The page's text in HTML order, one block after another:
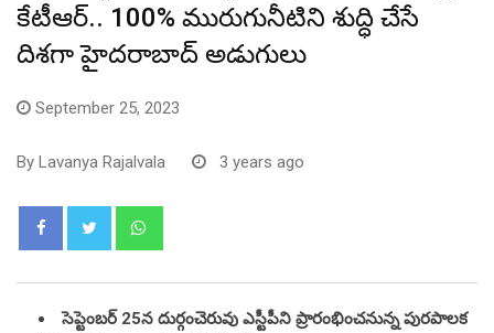
కేటీఆర్.. 100% మురుగునీటిని శుద్ధి చేసే
దిశగా హైదరాబాద్ అడుగులు
September 25, 2023
By Lavanya Rajalvala 3 years ago
సెప్టెంబర్ 25న దుర్గంచెరువు ఎస్టీపీని ప్రారంభించనున్న పురపాలక